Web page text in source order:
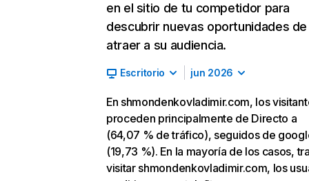
en el sitio de tu competidor para
descubrir nuevas oportunidades de
atraer a su audiencia.
Escritorio jun 2026
En shmondenkovladimir.com, los
proceden principalmente de Directo a
(64,07 % de tráfico), seguidos de
(19,73 %). En la mayoría de los casos,
visitar shmondenkovladimir.com, los